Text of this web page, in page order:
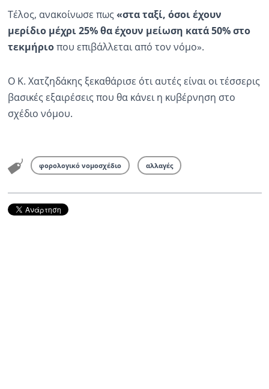
Τέλος, ανακοίνωσε πως «στα ταξί, όσοι έχουν
μερίδιο μέχρι 25% θα έχουν μείωση κατά 50% στο
τεκμήριοπου επιβάλλεται από τον νόμο».
Ο Κ. Χατζηδάκης ξεκαθάρισε ότι αυτές είναι οι τέσσερις
βασικές εξαιρέσεις που θα κάνει η κυβέρνηση στο
σχέδιο νόμου.
φορολογικό νομοσχέδιο αλλαγές